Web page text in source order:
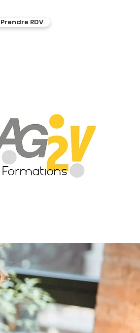
Prendre RDV